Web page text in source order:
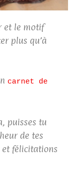
et le motif
plus qu’à
carnet de
puisses tu
de tes
et félicitations